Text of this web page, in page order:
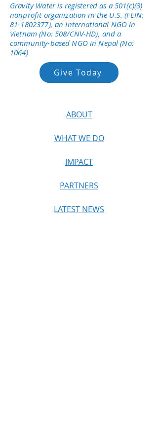
Gravity Water is registered as a 501(c)(3)
nonprofit organization in the U.S. (FEIN:
81-1802377), an International NGO in
Vietnam (No: 508/CNV-HD), and a
community-based NGO in Nepal (No:
1064)
Give Today
ABOUT
WHAT WE DO
IMPACT
PARTNERS
LATEST NEWS